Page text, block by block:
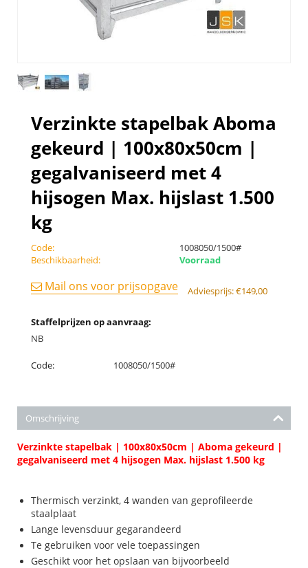
Verzinkte stapelbak Aboma
gekeurd | 100x80x50cm |
gegalvaniseerd met 4
hijsogen Max. hijslast 1.500
kg
Code:
1008050/1500#
Beschikbaarheid:
Voorraad
Mail ons voor prijsopgave Adviesprijs:€149,00
Staffelprijzen op aanvraag:
NB
Code: 1008050/1500#
Omschrijving
Verzinkte stapelbak | 100x80x50cm | Aboma gekeurd |
gegalvaniseerd met 4 hijsogen Max. hijslast 1.500 kg
Thermisch verzinkt, 4 wanden van geprofileerde
staalplaat
Lange levensduur gegarandeerd
Te gebruiken voor vele toepassingen
Geschikt voor het opslaan van bijvoorbeeld